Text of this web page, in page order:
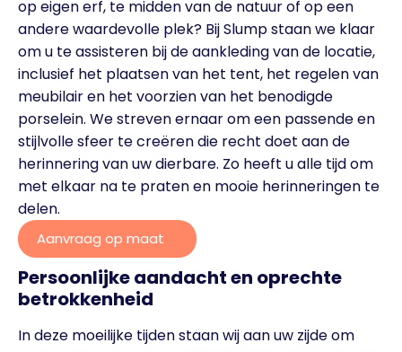
op eigen erf, te midden van de natuur of op een
andere waardevolle plek? Bij Slump staan we klaar
om u te assisteren bij de aankleding van de locatie,
inclusief het plaatsen van het tent, het regelen van
meubilair en het voorzien van het benodigde
porselein. We streven ernaar om een passende en
stijlvolle sfeer te creëren die recht doet aan de
herinnering van uw dierbare. Zo heeft u alle tijd om
met elkaar na te praten en mooie herinneringen te
delen.
Aanvraag op maat
Persoonlijke aandacht en oprechte
betrokkenheid
In deze moeilijke tijden staan wij aan uw zijde om